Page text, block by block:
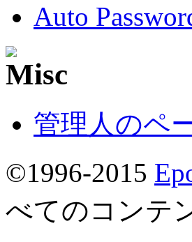
Auto
管理人のペ
©1996-2015
べてのコンテ